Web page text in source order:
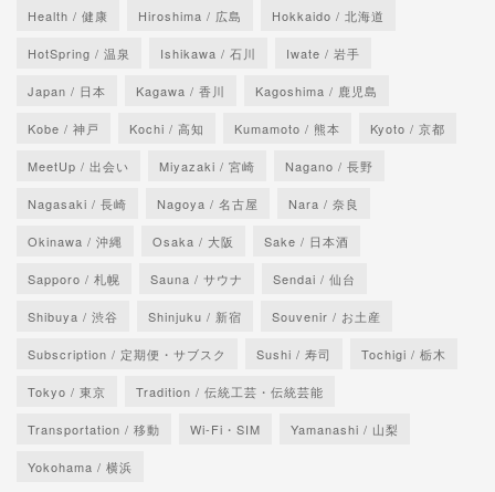
Health / 健康 Hiroshima / 広島 Hokkaido / 北海道
HotSpring / 温泉 Ishikawa / 石川 Iwate / 岩手
Japan / 日本 Kagawa / 香川 Kagoshima / 鹿児島
Kobe / 神戸 Kochi / 高知 Kumamoto / 熊本 Kyoto / 京都
MeetUp / 出会い Miyazaki / 宮崎 Nagano / 長野
Nagasaki / 長崎 Nagoya / 名古屋 Nara / 奈良
Okinawa / 沖縄 Osaka / 大阪 Sake / 日本酒
Sapporo / 札幌 Sauna / サウナ Sendai / 仙台
Shibuya / 渋谷 Shinjuku / 新宿 Souvenir / お土産
Subscription / 定期便・サブスク Sushi / 寿司 Tochigi / 栃木
Tokyo / 東京 Tradition / 伝統工芸・伝統芸能
Transportation / 移動 Wi-Fi・SIM Yamanashi / 山梨
Yokohama / 横浜